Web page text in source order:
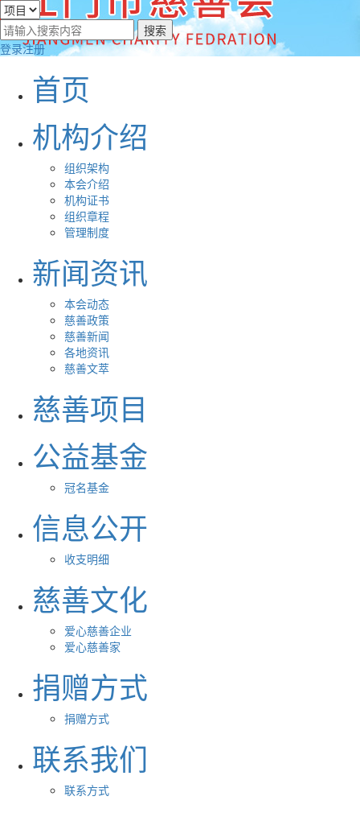
登录注册
首页
机构介绍
组织架构
本会介绍
机构证书
组织章程
管理制度
新闻资讯
本会动态
慈善政策
慈善新闻
各地资讯
慈善文萃
慈善项目
公益基金
冠名基金
信息公开
收支明细
慈善文化
爱心慈善企业
爱心慈善家
捐赠方式
捐赠方式
联系我们
联系方式